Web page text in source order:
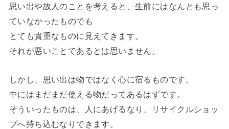
思い出や故人のことを考えると、生前にはなんとも思っ
ていなかったものでも
とても貴重なものに見えてきます。
それが悪いことであるとは思いません。
しかし、思い出は物ではなく心に宿るものです。
中にはまだまだ使える物だってあるはずです。
そういったものは、人にあげるなり、リサイクルショッ
プへ持ち込むなりできます。